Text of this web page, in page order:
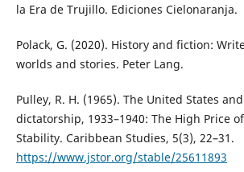
la Era de Trujillo. Ediciones Cielonaranja.
Polack, G. (2020). History and fiction:
worlds and stories. Peter Lang.
Pulley, R. H. (1965). The United States
dictatorship, 1933–1940: The High Price
Stability. Caribbean Studies, 5(3), 22–31.
https://www.jstor.org/stable/25611893